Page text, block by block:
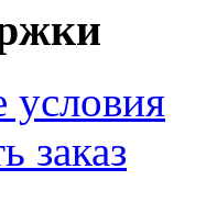
условия
заказ